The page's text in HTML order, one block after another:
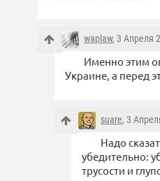
waplaw, 3 Апреля
Именно этим
Украине, а перед
suare, 3
Надо
убедительно:
трусости и